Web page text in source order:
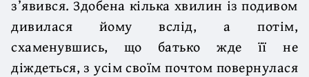
з’явився. Здобена кілька хвилин із подивом
дивилася йому вслід, а потім,
схаменувшись, що батько жде її не
діждеться, з усім своїм почтом повернулася